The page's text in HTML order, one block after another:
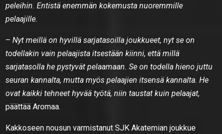
peleihin. Entistä enemmän kokemusta nuoremmille
pelaajille.
–Nyt meillä on hyvillä sarjatasoilla joukkueet, nyt se on
todellakin vain pelaajista itsestään kiinni, että millä
sarjatasolla he pystyvät pelaamaan. Se on todella hieno juttu
seuran kannalta, mutta myös pelaajien itsensä kannalta. He
ovat kaikki tehneet hyvää työtä, niin taustat kuin pelaajat,
päättää Aromaa.
Kakkoseen nousun varmistanut SJK Akatemian joukkue